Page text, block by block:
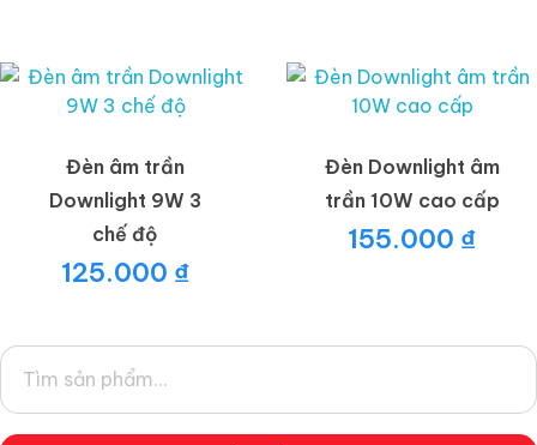
Đèn âm trần
Downlight 9W 3
chế độ
125.000 ₫
Đèn Downlight âm
trần 10W cao cấp
155.000 ₫